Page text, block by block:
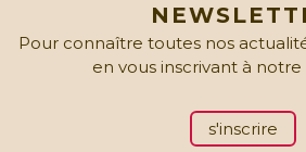
Pour connaître toutes nos
en vous inscrivant à
s'inscrire